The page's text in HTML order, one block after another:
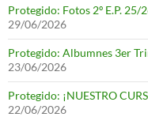
Protegido: Fotos 2º E.P.
29/06/2026
Protegido: Albumnes 3er
23/06/2026
Protegido: ¡NUESTRO
22/06/2026